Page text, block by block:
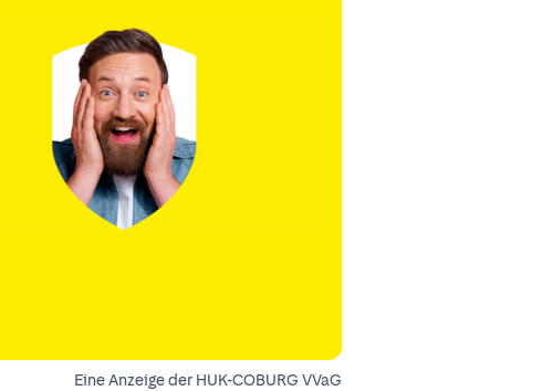
Eine Anzeige der HUK-COBURG VVaG